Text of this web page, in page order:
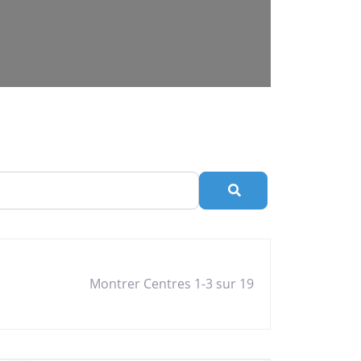
Rechercher
Montrer Centres 1-3 sur 19